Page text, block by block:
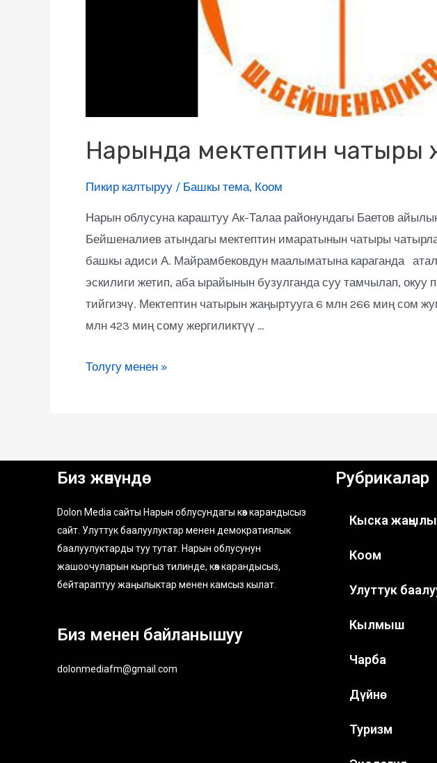
Нарында мектептин чатыры
Пикир калтыруу / Башкы тема, Коом
Нарын облусуна караштуу Ак-Талаа районундагы Баетов
Бейшеналиев атындагы мектептин имаратынын чатыры
башкы адиси А. Майрамбековдун маалыматына караганда
эскилиги жетип, аба ырайынын бузулганда суу тамчылап, окуу
тийгизчү. Мектептин чатырын жаңыртууга 6 млн 266 миң сом
млн 423 миң сому жергиликтүү …
Толугу менен »
Биз жөнүндө
Dolon Media сайты Нарын облусундагы көз карандысыз
сайт. Улуттук баалуулуктар менен демократиялык
баалуулуктарды туу тутат. Нарын облусунун
жашоочуларын кыргыз тилинде, көз карандысыз,
бейтараптуу жаңылыктар менен камсыз кылат.
Биз менен байланышуу
dolonmediafm@gmail.com
Рубрикалар
Кыска
Коом
Улуттук
Кылмыш
Чарба
Дүйнө
Туризм